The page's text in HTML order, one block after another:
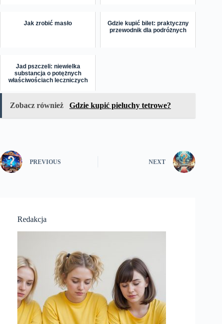
Jak zrobić masło
Gdzie kupić bilet: praktyczny
przewodnik dla podróżnych
Jad pszczeli: niewielka
substancja o potężnych
właściwościach leczniczych
Zobacz również Gdzie kupić pieluchy tetrowe?
PREVIOUS NEXT
Redakcja